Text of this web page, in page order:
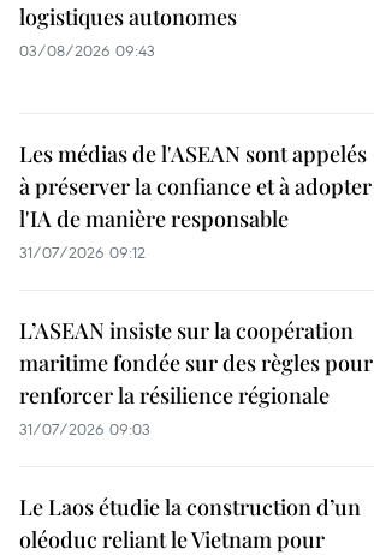
logistiques autonomes
03/08/2026 09:43
Les médias de l'ASEAN sont appelés
à préserver la confiance et à adopter
l'IA de manière responsable
31/07/2026 09:12
L’ASEAN insiste sur la coopération
maritime fondée sur des règles pour
renforcer la résilience régionale
31/07/2026 09:03
Le Laos étudie la construction d’un
oléoduc reliant le Vietnam pour